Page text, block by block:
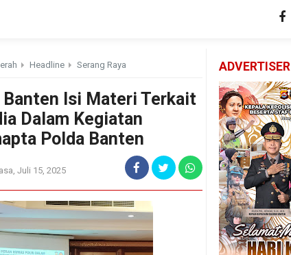
Headline Serang Raya
Banten Isi Materi Terkait
Dalam Kegiatan
Polda Banten
Juli 15, 2025
ADVERTISER